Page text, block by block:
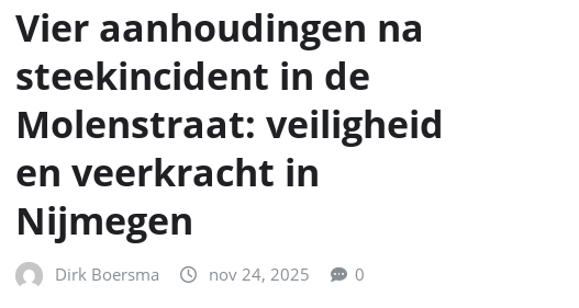
Vier aanhoudingen na
steekincident in de
Molenstraat: veiligheid
en veerkracht in
Nijmegen
Dirk Boersma nov 24, 2025 0